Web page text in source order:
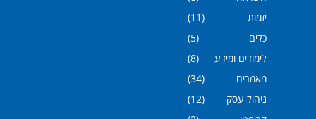
יזמות
(11)
כלים
(5)
לימודים ומידע
(8)
מאמרים
(34)
ניהול עסק
(12)